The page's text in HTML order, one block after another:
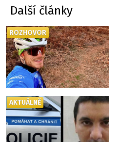
Další články
ROZHOVOR
AKTUÁLNĚ